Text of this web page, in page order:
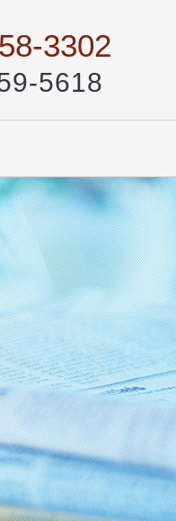
3302
5618
查看更多
看更多